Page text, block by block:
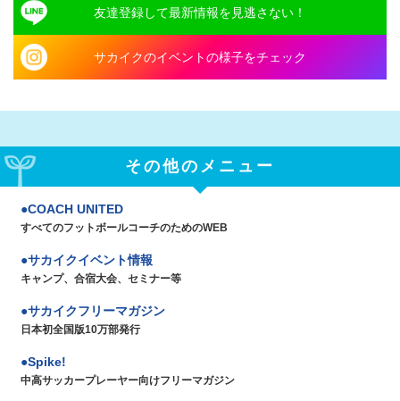
友達登録して最新情報を見逃さない！
サカイクのイベントの様子をチェック
その他のメニュー
COACH UNITED
すべてのフットボールコーチのためのWEB
サカイクイベント情報
キャンプ、合宿大会、セミナー等
サカイクフリーマガジン
日本初全国版10万部発行
Spike!
中高サッカープレーヤー向けフリーマガジン